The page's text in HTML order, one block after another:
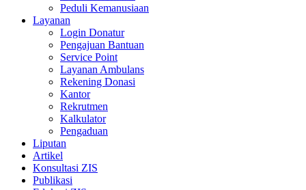
Peduli Kemanusiaan
Layanan
Login Donatur
Pengajuan Bantuan
Service Point
Layanan Ambulans
Rekening Donasi
Kantor
Rekrutmen
Kalkulator
Pengaduan
Liputan
Artikel
Konsultasi ZIS
Publikasi